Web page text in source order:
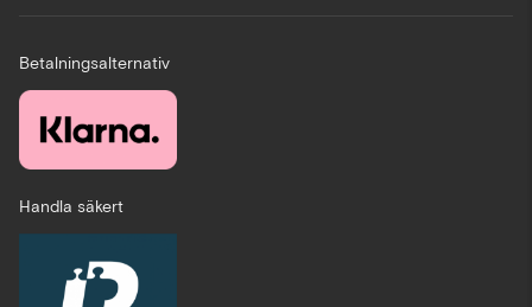
Betalningsalternativ
Handla säkert